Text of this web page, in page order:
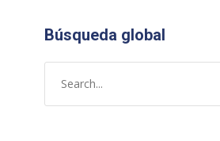
Búsqueda global